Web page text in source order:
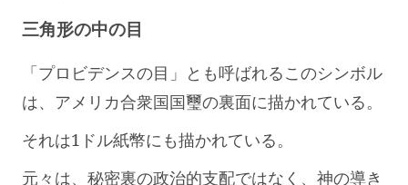
三角形の中の目
「プロビデンスの目」とも呼ばれるこのシンボル
は、アメリカ合衆国国璽の裏面に描かれている。
それは1ドル紙幣にも描かれている。
元々は、秘密裏の政治的支配ではなく、神の導き